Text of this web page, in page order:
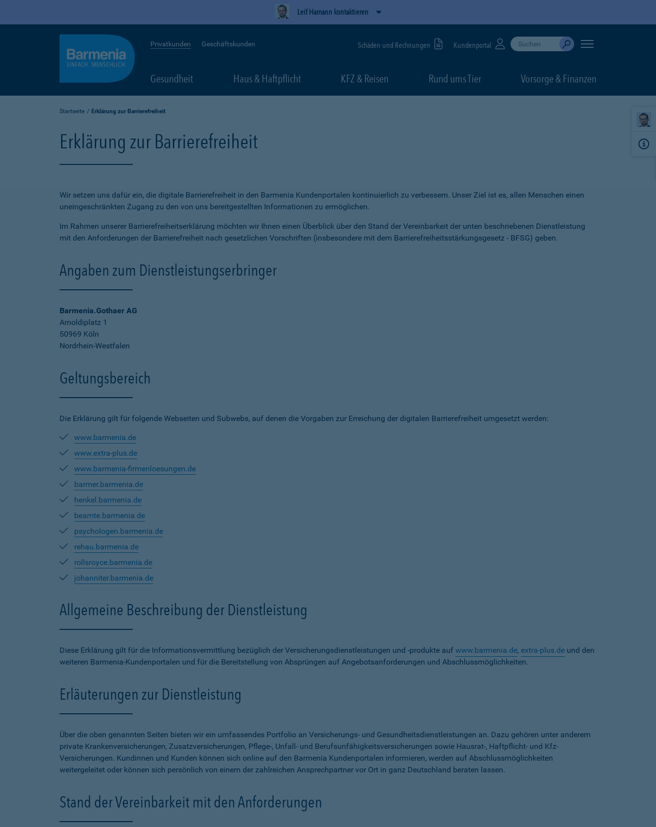
Leif Hamann kontaktieren
Privatkunden Geschäftskunden Schäden und Rechnungen Kundenportal Suche durchführen
When autocomplete results are available, use
Absenden
Gesundheit Haus & Haftpflicht KFZ & Reisen Rund ums Tier Vorsorge & Finanzen
Startseite Erklärung zur Barrierefreiheit
Erklärung zur Barrierefreiheit
Wir setzen uns dafür ein, die digitale Barrierefreiheit in den Barmenia Kundenportalen kontinuierlich zu verbessern. Unser Ziel ist es, allen Menschen einen
uneingeschränkten Zugang zu den von uns bereitgestellten Informationen zu ermöglichen.
Im Rahmen unserer Barrierefreiheitserklärung möchten wir Ihnen einen Überblick über den Stand der Vereinbarkeit der unten beschriebenen Dienstleistung
mit den Anforderungen der Barrierefreiheit nach gesetzlichen Vorschriften (insbesondere mit dem Barrierefreiheitsstärkungsgesetz - BFSG) geben.
Angaben zum Dienstleistungserbringer
Barmenia.Gothaer AG
Arnoldiplatz 1
50969 Köln
Nordrhein-Westfalen
Geltungsbereich
Die Erklärung gilt für folgende Webseiten und Subwebs, auf denen die Vorgaben zur Erreichung der digitalen Barrierefreiheit umgesetzt werden:
www.barmenia.de
www.extra-plus.de
www.barmenia-firmenloesungen.de
barmer.barmenia.de
henkel.barmenia.de
beamte.barmenia.de
psychologen.barmenia.de
rehau.barmenia.de
rollsroyce.barmenia.de
johanniter.barmenia.de
Allgemeine Beschreibung der Dienstleistung
Diese Erklärung gilt für die Informationsvermittlung bezüglich der Versicherungsdienstleistungen und -produkte auf www.barmenia.de, extra-plus.de und den
weiteren Barmenia-Kundenportalen und für die Bereitstellung von Absprüngen auf Angebotsanforderungen und Abschlussmöglichkeiten.
Erläuterungen zur Dienstleistung
Über die oben genannten Seiten bieten wir ein umfassendes Portfolio an Versicherungs- und Gesundheitsdienstleistungen an. Dazu gehören unter anderem
private Krankenversicherungen, Zusatzversicherungen, Pflege-, Unfall- und Berufsunfähigkeitsversicherungen sowie Hausrat-, Haftpflicht- und Kfz-
Versicherungen. Kundinnen und Kunden können sich online auf den Barmenia Kundenportalen informieren, werden auf Abschlussmöglichkeiten
weitergeleitet oder können sich persönlich von einem der zahlreichen Ansprechpartner vor Ort in ganz Deutschland beraten lassen.
Stand der Vereinbarkeit mit den Anforderungen